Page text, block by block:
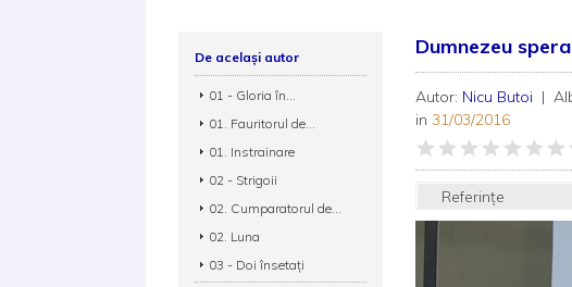
Dumnezeu
Autor: Nicu Butoi |
in31/03/2016
Referințe
De același autor
01 - Gloria în...
01. Fauritorul de...
01. Instrainare
02 - Strigoii
02. Cumparatorul de...
02. Luna
03 - Doi însetați